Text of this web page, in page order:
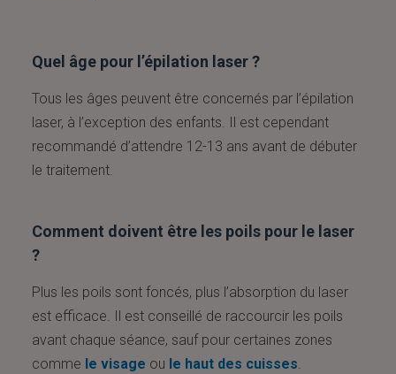
Quel âge pour l’épilation laser ?
Tous les âges peuvent être concernés par l’épilation
laser, à l’exception des enfants. Il est cependant
recommandé d’attendre 12-13 ans avant de débuter
le traitement.
Comment doivent être les poils pour le laser
?
Plus les poils sont foncés, plus l’absorption du laser
est efficace. Il est conseillé de raccourcir les poils
avant chaque séance, sauf pour certaines zones
comme le visage ou le haut des cuisses.